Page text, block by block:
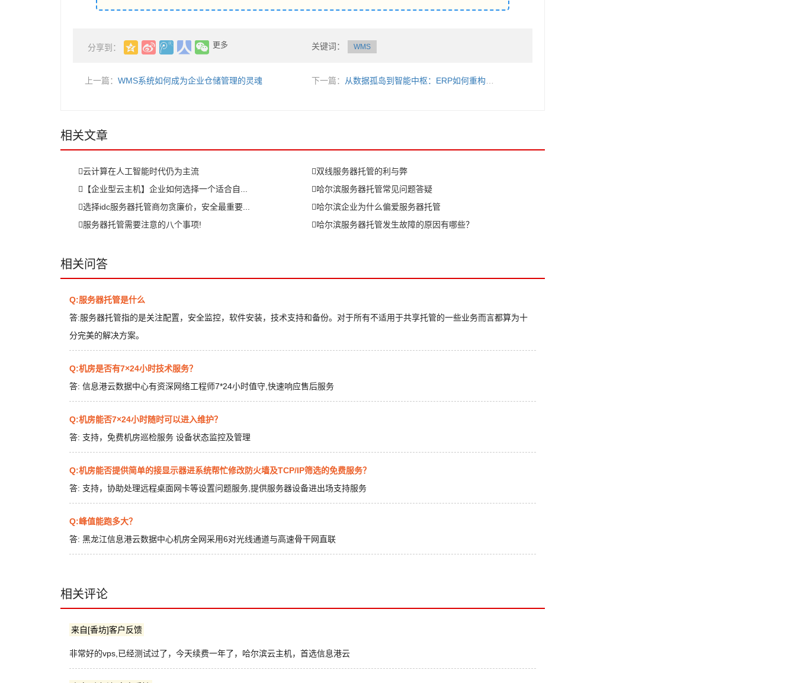
分享到： 更多 关键词： WMS
上一篇： WMS系统如何成为企业仓储管理的灵魂 下一篇： 从数据孤岛到智能中枢：ERP如何重构企业高效运营新范式
相关文章
云计算在人工智能时代仍为主流
【企业型云主机】企业如何选择一个适合自...
选择idc服务器托管商勿贪廉价，安全最重要...
服务器托管需要注意的八个事项!
双线服务器托管的利与弊
哈尔滨服务器托管常见问题答疑
哈尔滨企业为什么偏爱服务器托管
哈尔滨服务器托管发生故障的原因有哪些？
相关问答
Q:服务器托管是什么
答:服务器托管指的是关注配置，安全监控，软件安装，技术支持和备份。对于所有不适用于共享托管的一些业务而言都算为十
分完美的解决方案。
Q:机房是否有7×24小时技术服务？
答: 信息港云数据中心有资深网络工程师7*24小时值守,快速响应售后服务
Q:机房能否7×24小时随时可以进入维护？
答: 支持，免费机房巡检服务 设备状态监控及管理
Q:机房能否提供简单的接显示器进系统帮忙修改防火墙及TCP/IP筛选的免费服务？
答: 支持，协助处理远程桌面网卡等设置问题服务,提供服务器设备进出场支持服务
Q:峰值能跑多大？
答: 黑龙江信息港云数据中心机房全网采用6对光线通道与高速骨干网直联
相关评论
来自[香坊]客户反馈
非常好的vps,已经测试过了，今天续费一年了，哈尔滨云主机，首选信息港云